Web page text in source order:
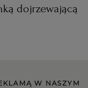
dojrzewającą
W NASZYM